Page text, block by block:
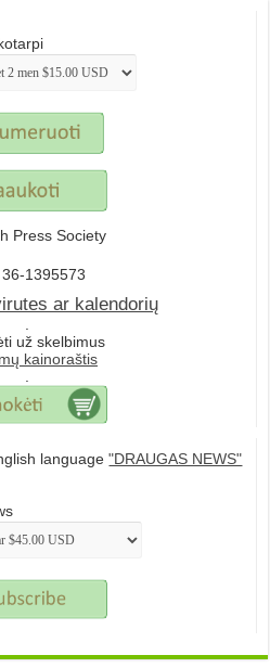
Press Society
36-1395573
ar kalendorių
už skelbimus
kainoraštis
language"DRAUGAS NEWS"